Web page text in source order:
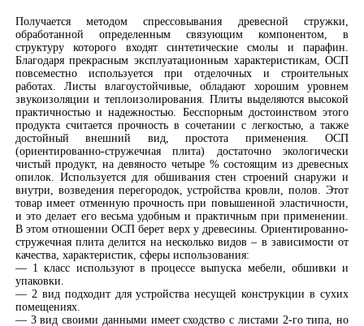
Получается методом спрессовывания древесной стружки,
обработанной определенным связующим компонентом, в
структуру которого входят синтетические смолы и парафин.
Благодаря прекрасным эксплуатационным характеристикам, ОСП
повсеместно используется при отделочных и строительных
работах. Листы влагоустойчивые, обладают хорошим уровнем
звукоизоляции и теплоизолирования. Плиты выделяются высокой
практичностью и надежностью. Бесспорным достоинством этого
продукта считается прочность в сочетании с легкостью, а также
достойный внешний вид, простота применения. ОСП
(ориентированно-стружечная плита) достаточно экологически
чистый продукт, на девяносто четыре % состоящим из древесных
опилок. Используется для обшивания стен строений снаружи и
внутри, возведения перегородок, устройства кровли, полов. Этот
товар имеет отменную прочность при повышенной эластичности,
и это делает его весьма удобным и практичным при применении.
В этом отношении ОСП берет верх у древесины. Ориентированно-
стружечная плита делится на несколько видов – в зависимости от
качества, характеристик, сферы использования:
— 1 класс используют в процессе выпуска мебели, обшивки и
упаковки.
— 2 вид подходит для устройства несущей конструкции в сухих
помещениях.
— 3 вид своими данными имеет сходство с листами 2-го типа, но